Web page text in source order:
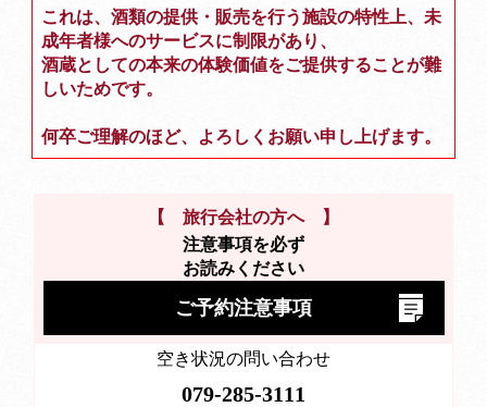
これは、酒類の提供・販売を行う施設の特性上、未
成年者様へのサービスに制限があり、
酒蔵としての本来の体験価値をご提供することが難
しいためです。
何卒ご理解のほど、よろしくお願い申し上げます。
【 旅行会社の方へ 】
注意事項を必ず
お読みください
ご予約注意事項
空き状況の問い合わせ
079-285-3111